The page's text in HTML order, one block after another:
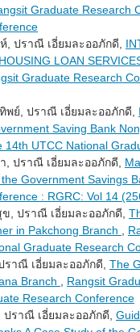
Graduate Research
, ปราณี เอี่ยมละออภักดี,
LOAN
Graduate Research
ย์, ปราณี เอี่ยมละออภักดี,
Saving Bank
14th UTCC National
ปราณี เอี่ยมละออภักดี,
Government Savings
: RGRC: Vol 14
, ปราณี เอี่ยมละออภักดี,
in Pakchong Branch
Graduate Research
าณี เอี่ยมละออภักดี, The
Branch
Rangsit
Research Conference
ราณี เอี่ยมละออภักดี,